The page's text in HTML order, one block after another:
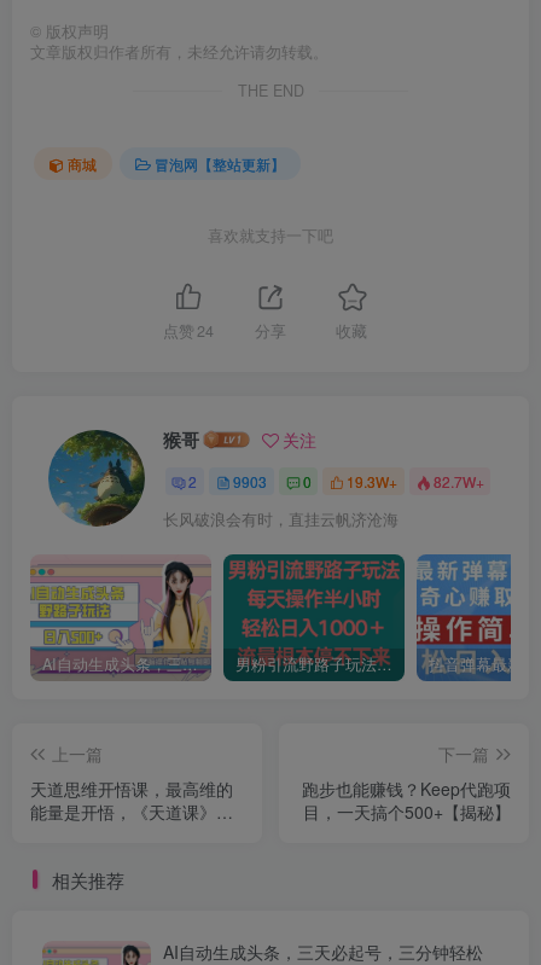
© 版权声明
文章版权归作者所有，未经允许请勿转载。
THE END
商城 冒泡网【整站更新】
喜欢就支持一下吧
点赞 24 分享 收藏
猴哥 关注
2 9903 0 19.3W+ 82.7W+
长风破浪会有时，直挂云帆济沧海
AI自动生成头条，三天必起号，三分钟轻松发布内容，复制粘贴，保姆级教… 男粉引流野路子玩法，每天操作半小时轻松日入1000＋，流量根本停不下来
上一篇
天道思维开悟课，最高维的
能量是开悟，《天道课》就
下一篇
跑步也能赚钱？Keep代跑项
目，一天搞个500+【揭秘】
相关推荐
AI自动生成头条，三天必起号，三分钟轻松